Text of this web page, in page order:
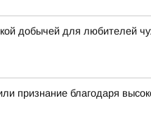
добычей для любителей
признание благодаря